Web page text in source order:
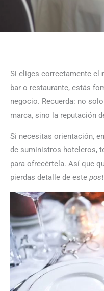
Si eliges correctamente el
bar o restaurante, estás
negocio. Recuerda: no
marca, sino la reputación
Si necesitas orientación, en
de suministros hoteleros,
para ofrecértela. Así que
pierdas detalle de este